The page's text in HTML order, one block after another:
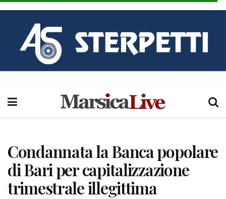
Condannata la Banca popolare
di Bari per capitalizzazione
trimestrale illegittima